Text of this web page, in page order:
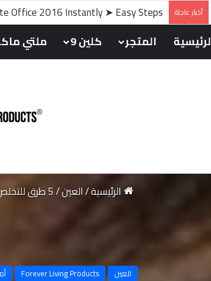
أخبار عاجلة Office 2016 Instantly ➤ Easy Steps
المتجر كلين 9 ملتي
الرئيسية/العين/5 طرق للتخلص من الهالات السوداء تحت العين والتجاعيد وبشكل دائم.
العين Forever Living Products